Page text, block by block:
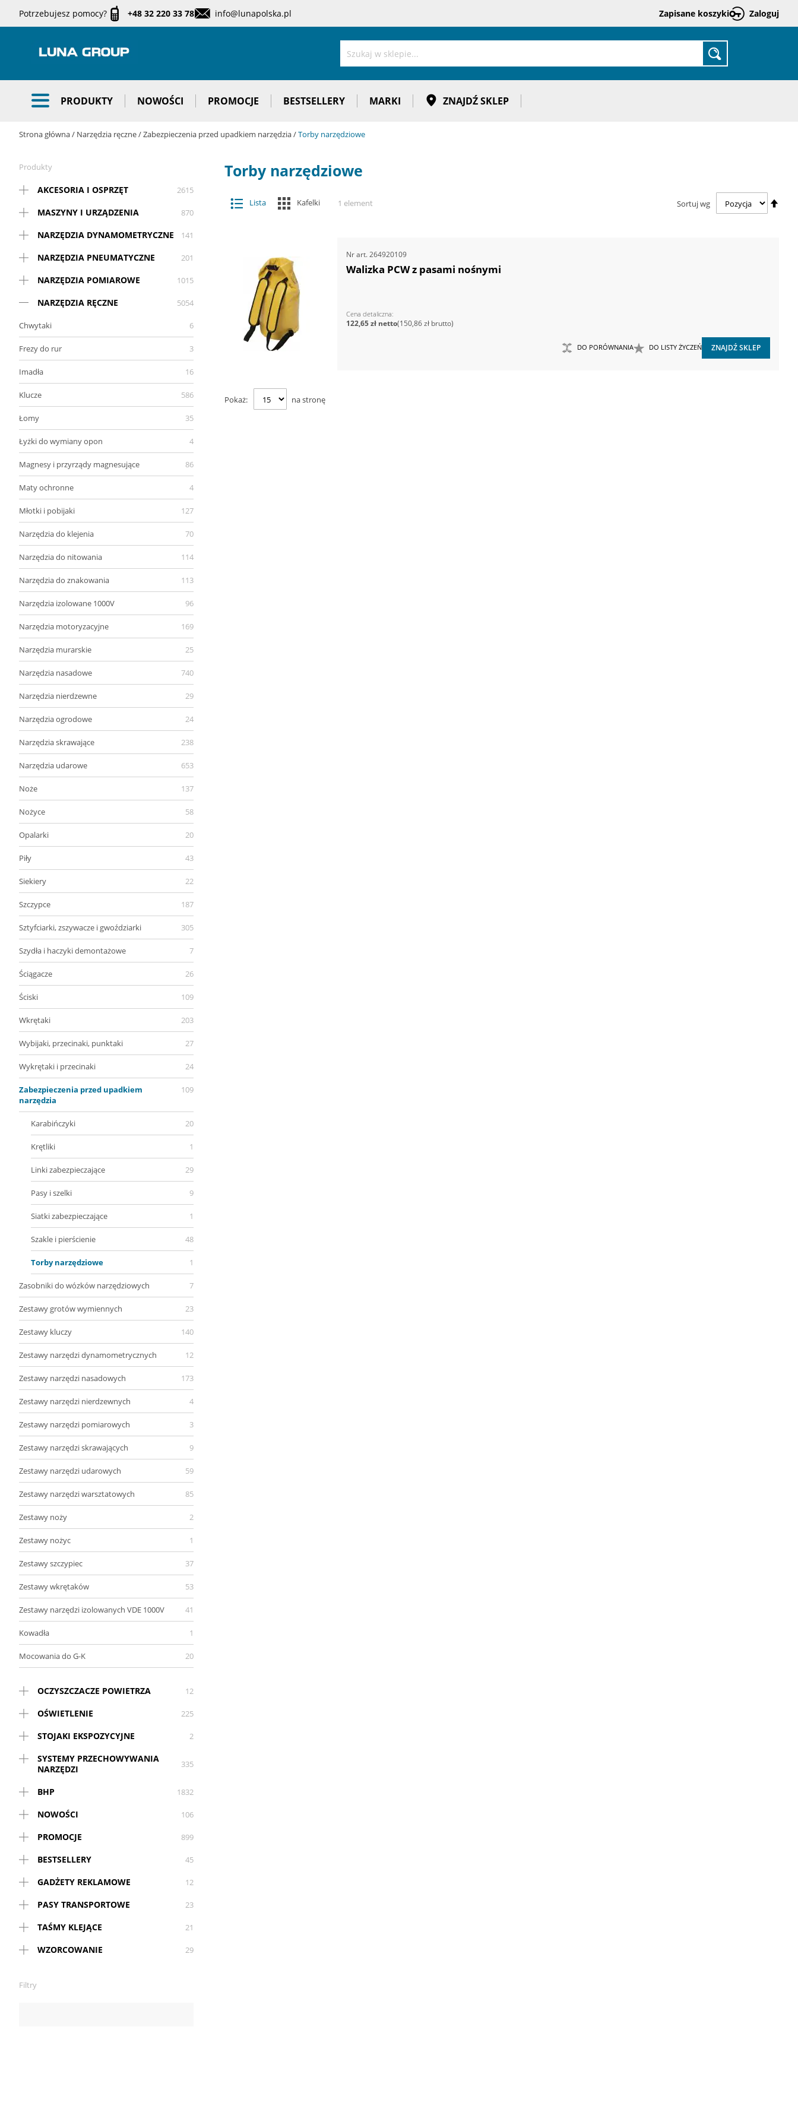
Zaloguj
Zapisane koszyki
do
Potrzebujesz pomocy? +48 32 220 33 78 info@lunapolska.pl
Szukaj
PRODUKTY NOWOŚCI PROMOCJE BESTSELLERY MARKI ZNAJDŹ SKLEP
Strona główna Narzędzia ręczne Zabezpieczenia przed upadkiem narzędzia Torby narzędziowe
Torby narzędziowe
Zobacz
jako
Lista Kafelki 1 element Sortuj wg
Nr art. 264920109
Walizka PCW z pasami nośnymi
Cena detaliczna
150,86 zł
122,65 zł
DO LISTY ŻYCZEŃ
DO PORÓWNANIA ZNAJDŹ SKLEP
Pokaż na stronę
Produkty
AKCESORIA I OSPRZĘT 2615
MASZYNY I URZĄDZENIA 870
NARZĘDZIA DYNAMOMETRYCZNE 141
NARZĘDZIA PNEUMATYCZNE 201
NARZĘDZIA POMIAROWE 1015
NARZĘDZIA RĘCZNE 5054
Chwytaki 6
Frezy do rur 3
Imadła 16
Klucze 586
Łomy 35
Łyżki do wymiany opon 4
Magnesy i przyrządy magnesujące 86
Maty ochronne 4
Młotki i pobijaki 127
Narzędzia do klejenia 70
Narzędzia do nitowania 114
Narzędzia do znakowania 113
Narzędzia izolowane 1000V 96
Narzędzia motoryzacyjne 169
Narzędzia murarskie 25
Narzędzia nasadowe 740
Narzędzia nierdzewne 29
Narzędzia ogrodowe 24
Narzędzia skrawające 238
Narzędzia udarowe 653
Noże 137
Nożyce 58
Opalarki 20
Piły 43
Siekiery 22
Szczypce 187
Sztyfciarki, zszywacze i gwoździarki 305
Szydła i haczyki demontażowe 7
Ściągacze 26
Ściski 109
Wkrętaki 203
Wybijaki, przecinaki, punktaki 27
Wykrętaki i przecinaki 24
Zabezpieczenia przed upadkiem
narzędzia
109
Karabińczyki 20
Krętliki 1
Linki zabezpieczające 29
Pasy i szelki 9
Siatki zabezpieczające 1
Szakle i pierścienie 48
Torby narzędziowe 1
Zasobniki do wózków narzędziowych 7
Zestawy grotów wymiennych 23
Zestawy kluczy 140
Zestawy narzędzi dynamometrycznych 12
Zestawy narzędzi nasadowych 173
Zestawy narzędzi nierdzewnych 4
Zestawy narzędzi pomiarowych 3
Zestawy narzędzi skrawających 9
Zestawy narzędzi udarowych 59
Zestawy narzędzi warsztatowych 85
Zestawy noży 2
Zestawy nożyc 1
Zestawy szczypiec 37
Zestawy wkrętaków 53
Zestawy narzędzi izolowanych VDE 1000V 41
Kowadła 1
Mocowania do G-K 20
OCZYSZCZACZE POWIETRZA 12
OŚWIETLENIE 225
STOJAKI EKSPOZYCYJNE 2
SYSTEMY PRZECHOWYWANIA
NARZĘDZI
335
BHP 1832
NOWOŚCI 106
PROMOCJE 899
BESTSELLERY 45
GADŻETY REKLAMOWE 12
PASY TRANSPORTOWE 23
TAŚMY KLEJĄCE 21
WZORCOWANIE 29
Filtry